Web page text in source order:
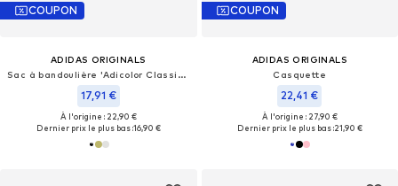
COUPON
ADIDAS ORIGINALS
Sac à bandoulière 'Adicolor Classic Festival'
17,91 €
À l'origine : 22,90 €
Dernier prix le plus bas :16,90 €
COUPON
ADIDAS ORIGINALS
Casquette
22,41 €
À l'origine : 27,90 €
Dernier prix le plus bas :21,90 €